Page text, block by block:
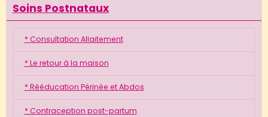
Soins Postnataux
* Consultation Allaitement
* Le retour à la maison
* Rééducation Périnée et Abdos
* Contraception post-partum